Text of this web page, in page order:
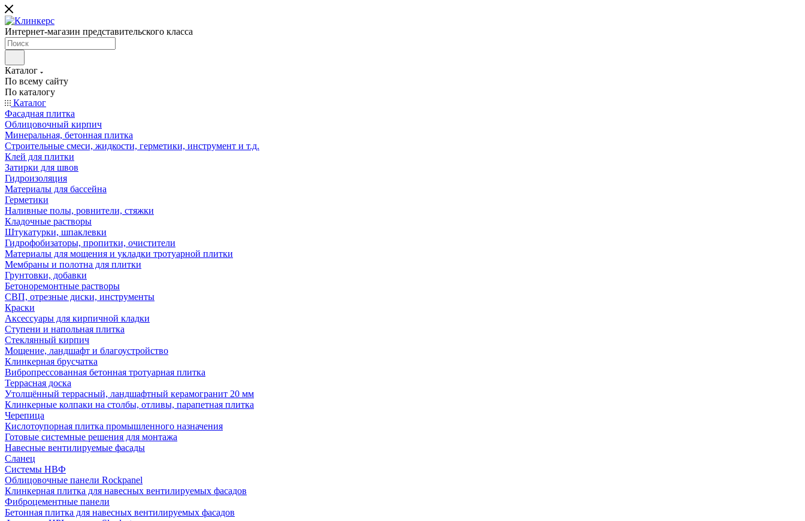
Интернет-магазин представительского класса
Каталог
По всему сайту
По каталогу
Каталог
Фасадная плитка
Облицовочный кирпич
Минеральная, бетонная плитка
Строительные смеси, жидкости, герметики, инструмент и т.д.
Клей для плитки
Затирки для швов
Гидроизоляция
Материалы для бассейна
Герметики
Наливные полы, ровнители, стяжки
Кладочные растворы
Штукатурки, шпаклевки
Гидрофобизаторы, пропитки, очистители
Материалы для мощения и укладки тротуарной плитки
Мембраны и полотна для плитки
Грунтовки, добавки
Бетоноремонтные растворы
СВП, отрезные диски, инструменты
Краски
Аксессуары для кирпичной кладки
Ступени и напольная плитка
Cтеклянный кирпич
Мощение, ландшафт и благоустройство
Клинкерная брусчатка
Вибропрессованная бетонная тротуарная плитка
Террасная доска
Утолщённый террасный, ландшафтный керамогранит 20 мм
Клинкерные колпаки на столбы, отливы, парапетная плитка
Черепица
Кислотоупорная плитка промышленного назначения
Готовые системные решения для монтажа
Навесные вентилируемые фасады
Сланец
Системы НВФ
Облицовочные панели Rockpanel
Клинкерная плитка для навесных вентилируемых фасадов
Фиброцементные панели
Бетонная плитка для навесных вентилируемых фасадов